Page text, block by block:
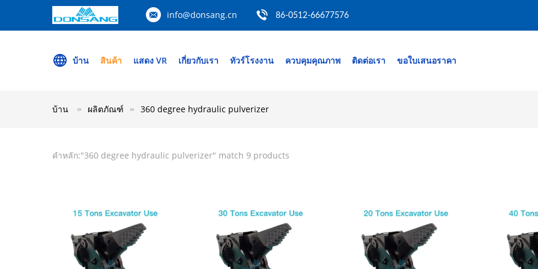
info@donsang.cn 86-0512-66677576
บ้าน สินค้า แสดง VR เกี่ยวกับเรา ทัวร์โรงงาน ควบคุมคุณภาพ ติดต่อเรา ขอใบเสนอราคา
บ้าน ผลิตภัณฑ์ 360 degree hydraulic pulverizer
คำหลัก:"360 degree hydraulic pulverizer" match 9 products